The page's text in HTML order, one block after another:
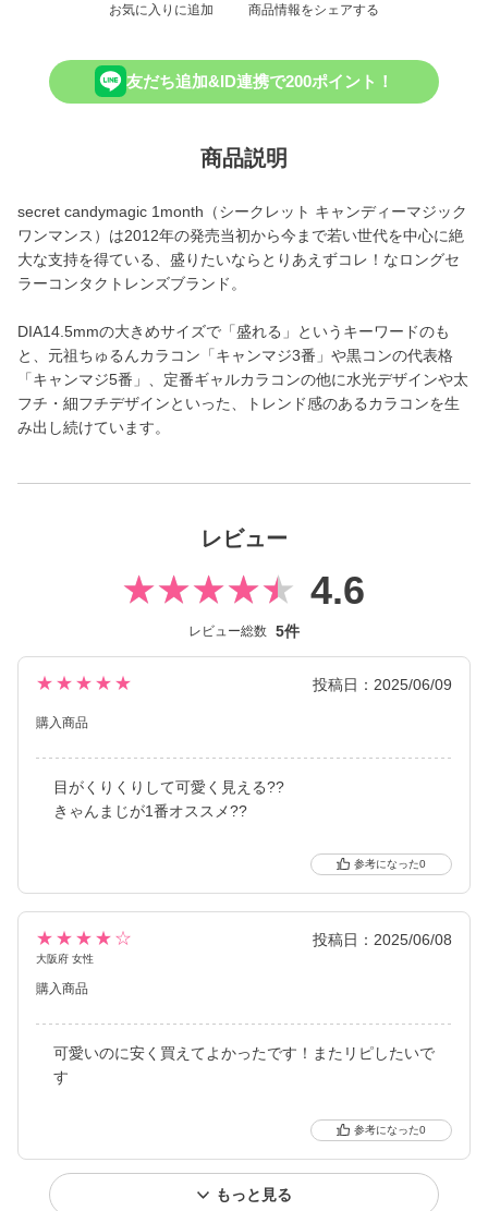
お気に入りに追加 商品情報をシェアする
友だち追加&ID連携で200ポイント！
商品説明
secret candymagic 1month（シークレット キャンディーマジック
ワンマンス）は2012年の発売当初から今まで若い世代を中心に絶
大な支持を得ている、盛りたいならとりあえずコレ！なロングセ
ラーコンタクトレンズブランド。
DIA14.5mmの大きめサイズで「盛れる」というキーワードのも
と、元祖ちゅるんカラコン「キャンマジ3番」や黒コンの代表格
「キャンマジ5番」、定番ギャルカラコンの他に水光デザインや太
フチ・細フチデザインといった、トレンド感のあるカラコンを生
み出し続けています。
レビュー
4.6
レビュー総数 5件
★★★★★ 投稿日：2025/06/09
購入商品
目がくりくりして可愛く見える??
きゃんまじが1番オススメ??
0
★★★★☆
大阪府 女性
投稿日：2025/06/08
購入商品
可愛いのに安く買えてよかったです！またリピしたいで
す
0
もっと見る